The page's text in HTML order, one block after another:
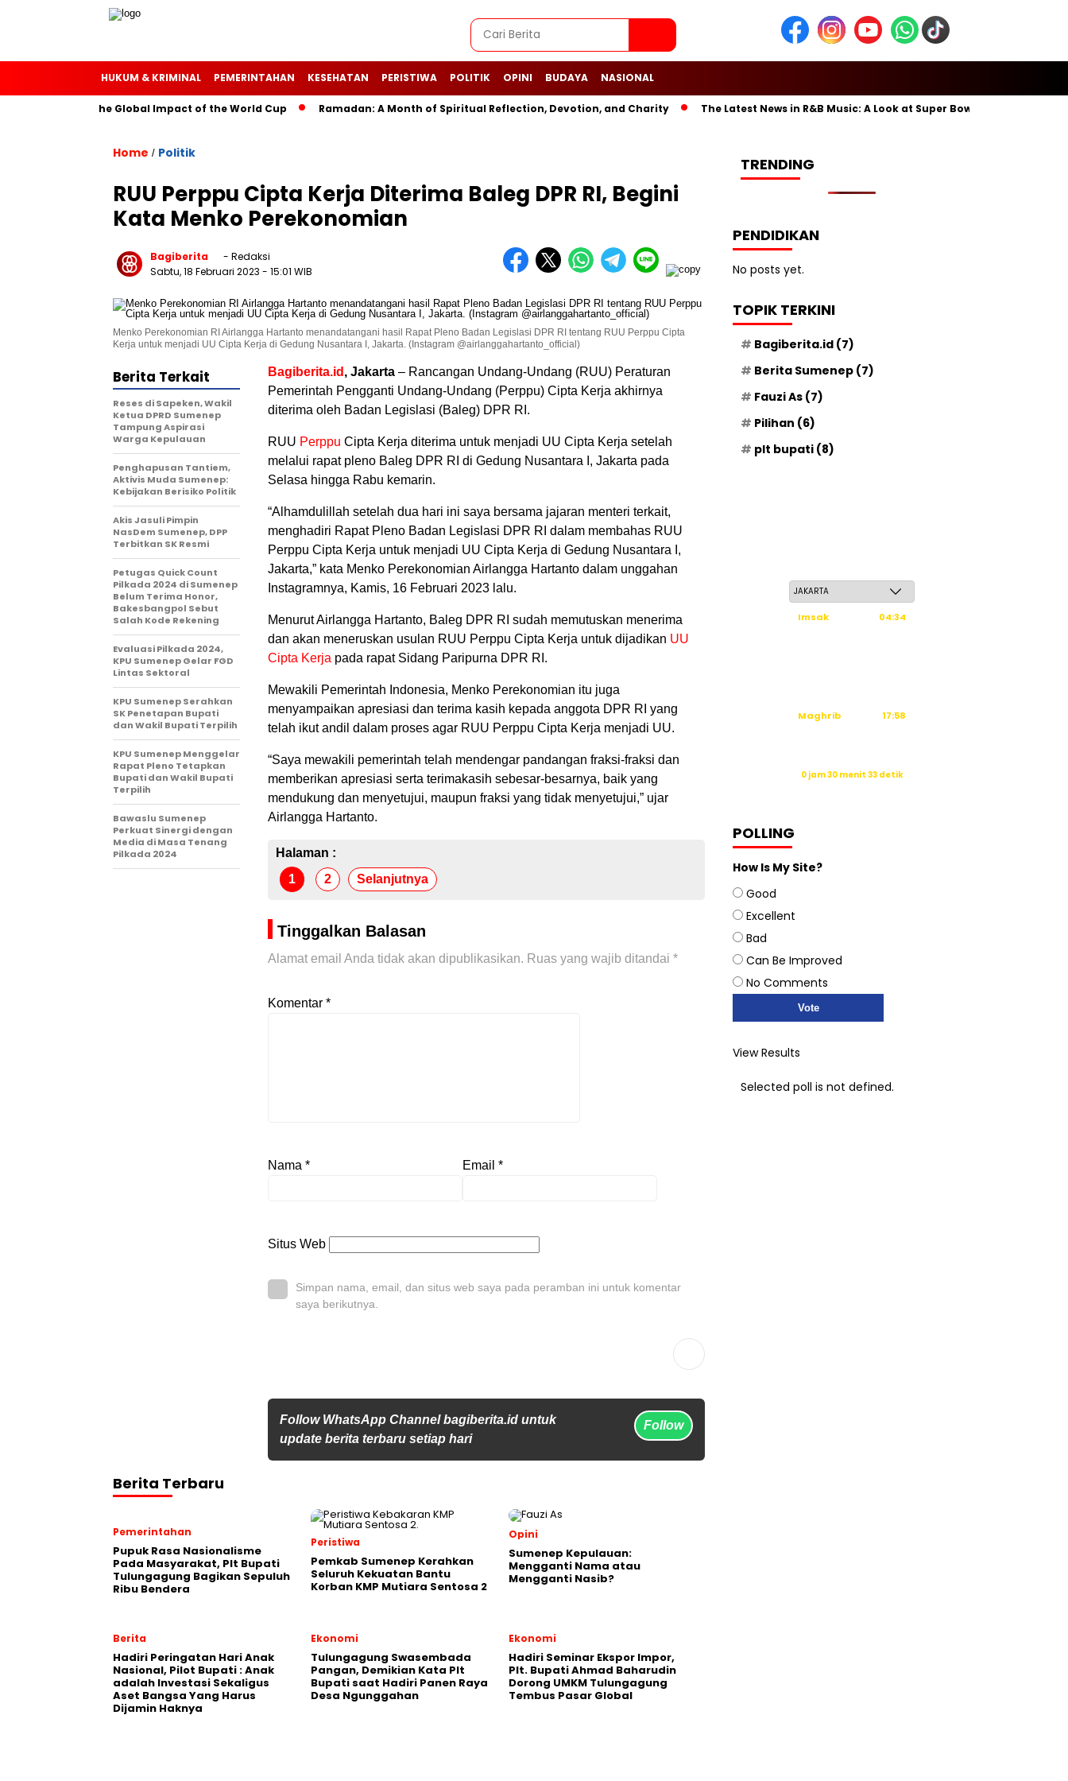
HUKUM & KRIMINAL PEMERINTAHAN KESEHATAN PERISTIWA POLITIK OPINI BUDAYA NASIONAL
Soccer: The Global Impact of the World Cup Ramadan: A Month of Spiritual Reflection, Devotion, and Charity The Latest News in R&B Music: A Look at Super Bowl Performances,
Home / Politik
RUU Perppu Cipta Kerja Diterima Baleg DPR RI, Begini
Kata Menko Perekonomian
Bagiberita
- Redaksi
Sabtu, 18 Februari 2023 - 15:01 WIB
Menko Perekonomian RI Airlangga Hartanto menandatangani hasil Rapat Pleno Badan Legislasi DPR RI tentang RUU Perppu Cipta
Kerja untuk menjadi UU Cipta Kerja di Gedung Nusantara I, Jakarta. (Instagram @airlanggahartanto_official)
Bagiberita.id , Jakarta – Rancangan Undang-Undang (RUU) Peraturan
Pemerintah Pengganti Undang-Undang (Perppu) Cipta Kerja akhirnya
diterima oleh Badan Legislasi (Baleg) DPR RI.
RUU Perppu Cipta Kerja diterima untuk menjadi UU Cipta Kerja setelah
melalui rapat pleno Baleg DPR RI di Gedung Nusantara I, Jakarta pada
Selasa hingga Rabu kemarin.
“Alhamdulillah setelah dua hari ini saya bersama jajaran menteri terkait,
menghadiri Rapat Pleno Badan Legislasi DPR RI dalam membahas RUU
Perppu Cipta Kerja untuk menjadi UU Cipta Kerja di Gedung Nusantara I,
Jakarta,” kata Menko Perekonomian Airlangga Hartanto dalam unggahan
Instagramnya, Kamis, 16 Februari 2023 lalu.
Menurut Airlangga Hartanto, Baleg DPR RI sudah memutuskan menerima
dan akan meneruskan usulan RUU Perppu Cipta Kerja untuk dijadikan UU
Cipta Kerja pada rapat Sidang Paripurna DPR RI.
Mewakili Pemerintah Indonesia, Menko Perekonomian itu juga
menyampaikan apresiasi dan terima kasih kepada anggota DPR RI yang
telah ikut andil dalam proses agar RUU Perppu Cipta Kerja menjadi UU.
“Saya mewakili pemerintah telah mendengar pandangan fraksi-fraksi dan
memberikan apresiasi serta terimakasih sebesar-besarnya, baik yang
mendukung dan menyetujui, maupun fraksi yang tidak menyetujui,” ujar
Airlangga Hartanto.
Halaman :
1
2 Selanjutnya
Tinggalkan Balasan
Alamat email Anda tidak akan dipublikasikan. Ruas yang wajib ditandai *
Komentar *
Nama * Email *
Situs Web
Simpan nama, email, dan situs web saya pada peramban ini untuk komentar
saya berikutnya.
Follow WhatsApp Channel bagiberita.id untuk
update berita terbaru setiap hari
Follow
Berita Terkait
Reses di Sapeken, Wakil
Ketua DPRD Sumenep
Tampung Aspirasi
Warga Kepulauan
Penghapusan Tantiem,
Aktivis Muda Sumenep:
Kebijakan Berisiko Politik
Akis Jasuli Pimpin
NasDem Sumenep, DPP
Terbitkan SK Resmi
Petugas Quick Count
Pilkada 2024 di Sumenep
Belum Terima Honor,
Bakesbangpol Sebut
Salah Kode Rekening
Evaluasi Pilkada 2024,
KPU Sumenep Gelar FGD
Lintas Sektoral
KPU Sumenep Serahkan
SK Penetapan Bupati
dan Wakil Bupati Terpilih
KPU Sumenep Menggelar
Rapat Pleno Tetapkan
Bupati dan Wakil Bupati
Terpilih
Bawaslu Sumenep
Perkuat Sinergi dengan
Media di Masa Tenang
Pilkada 2024
Berita Terbaru
Pemerintahan
Pupuk Rasa Nasionalisme
Pada Masyarakat, Plt Bupati
Tulungagung Bagikan Sepuluh
Ribu Bendera
Peristiwa
Pemkab Sumenep Kerahkan
Seluruh Kekuatan Bantu
Korban KMP Mutiara Sentosa 2
Opini
Sumenep Kepulauan:
Mengganti Nama atau
Mengganti Nasib?
Berita
Hadiri Peringatan Hari Anak
Nasional, Pilot Bupati : Anak
adalah Investasi Sekaligus
Aset Bangsa Yang Harus
Dijamin Haknya
Ekonomi
Tulungagung Swasembada
Pangan, Demikian Kata Plt
Bupati saat Hadiri Panen Raya
Desa Ngunggahan
Ekonomi
Hadiri Seminar Ekspor Impor,
Plt. Bupati Ahmad Baharudin
Dorong UMKM Tulungagung
Tembus Pasar Global
TRENDING
PENDIDIKAN
No posts yet.
TOPIK TERKINI
Bagiberita.id (7)
Berita Sumenep (7)
Fauzi As (7)
Pilihan (6)
plt bupati (8)
Imsak
04:34
Maghrib
17:58
0 jam 30 menit 33 detik
POLLING
How Is My Site?
Good
Excellent
Bad
Can Be Improved
No Comments
View Results
Selected poll is not defined.